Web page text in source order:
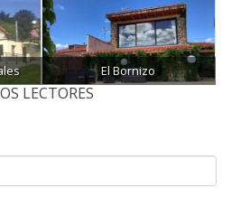
El Bornizo
LECTORES